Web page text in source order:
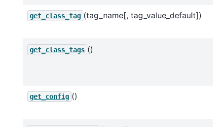
get_class_tag (tag_name[, tag_value_default])
get_class_tags ()
get_config ()